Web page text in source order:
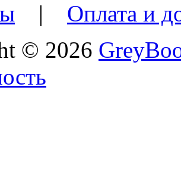
| Оплата и
© 2026